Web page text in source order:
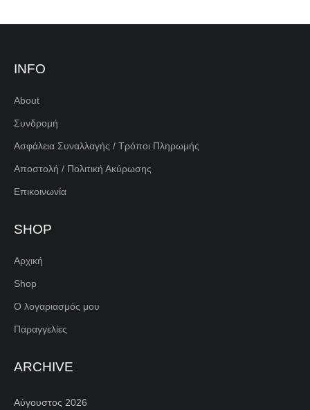
INFO
About
Συνδρομή
Ασφάλεια Συναλλαγής / Τρόποι Πληρωμής
Αποστολή / Πολιτική Ακύρωσης
Επικοινωνία
SHOP
Αρχική
Shop
Ο λογαριασμός μου
Παραγγελίες
ARCHIVE
Αύγουστος 2026